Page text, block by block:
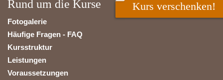
Rund um die Kurse
Fotogalerie
Häufige Fragen - FAQ
Kursstruktur
Leistungen
Voraussetzungen
Kurs verschenken!